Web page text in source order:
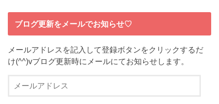
ブログ更新をメールでお知らせ♡
メールアドレスを記入して登録ボタンをクリックするだ
け(^^)vブログ更新時にメールにてお知らせします。